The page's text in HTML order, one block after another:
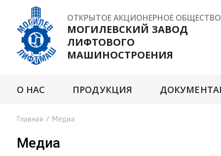
ОТКРЫТОЕ АКЦИОНЕРНОЕ ОБЩЕСТВО
МОГИЛЕВСКИЙ ЗАВОД
ЛИФТОВОГО
МАШИНОСТРОЕНИЯ
О НАС ПРОДУКЦИЯ
Главная / Медиа
Медиа